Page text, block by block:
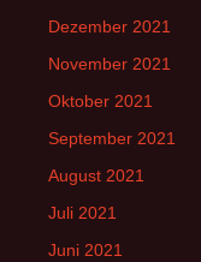
Dezember 2021
November 2021
Oktober 2021
September 2021
August 2021
Juli 2021
Juni 2021